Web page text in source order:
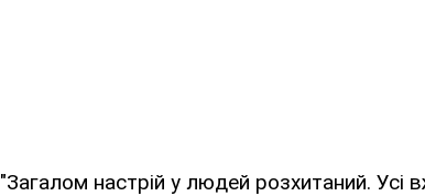
"Загалом настрій у людей розхитаний. Усі